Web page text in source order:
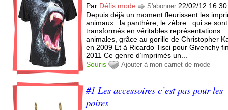
Par Défis mode S'abonner 22/02/12 16:30
Depuis déjà un moment fleurissent les
animaux : la panthère, le zèbre.. qui se sont
transformés en véritables représentations
animales, grâce au gorille de Christopher
en 2009 Et à Ricardo Tisci pour Givenchy
2011 Ce genre d’imprimés un...
Souris
Ajouter à mon carnet de mode
#1 Les accessoires c’est pas pour les
poires